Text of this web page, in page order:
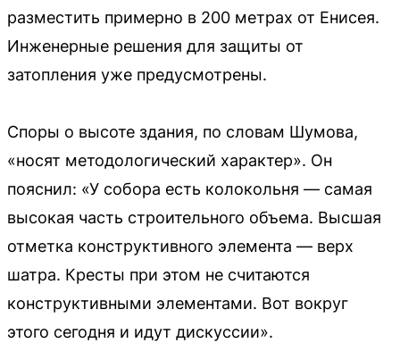
разместить примерно в 200 метрах от Енисея.
Инженерные решения для защиты от
затопления уже предусмотрены.
Споры о высоте здания, по словам Шумова,
«носят методологический характер». Он
пояснил: «У собора есть колокольня — самая
высокая часть строительного объема. Высшая
отметка конструктивного элемента — верх
шатра. Кресты при этом не считаются
конструктивными элементами. Вот вокруг
этого сегодня и идут дискуссии».